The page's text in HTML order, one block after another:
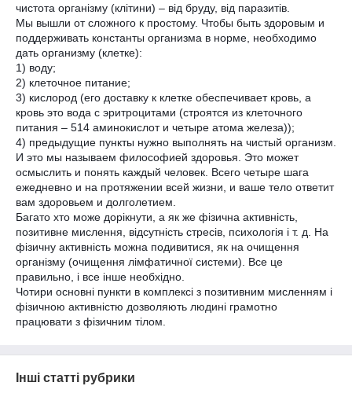
чистота організму (клітини) – від бруду, від паразитів.
Мы вышли от сложного к простому. Чтобы быть здоровым и
поддерживать константы организма в норме, необходимо
дать организму (клетке):
1) воду;
2) клеточное питание;
3) кислород (его доставку к клетке обеспечивает кровь, а
кровь это вода с эритроцитами (строятся из клеточного
питания – 514 аминокислот и четыре атома железа));
4) предыдущие пункты нужно выполнять на чистый организм.
И это мы называем философией здоровья. Это может
осмыслить и понять каждый человек. Всего четыре шага
ежедневно и на протяжении всей жизни, и ваше тело ответит
вам здоровьем и долголетием.
Багато хто може дорікнути, а як же фізична активність,
позитивне мислення, відсутність стресів, психологія і т. д. На
фізичну активність можна подивитися, як на очищення
організму (очищення лімфатичної системи). Все це
правильно, і все інше необхідно.
Чотири основні пункти в комплексі з позитивним мисленням і
фізичною активністю дозволяють людині грамотно
працювати з фізичним тілом.
Інші статті рубрики